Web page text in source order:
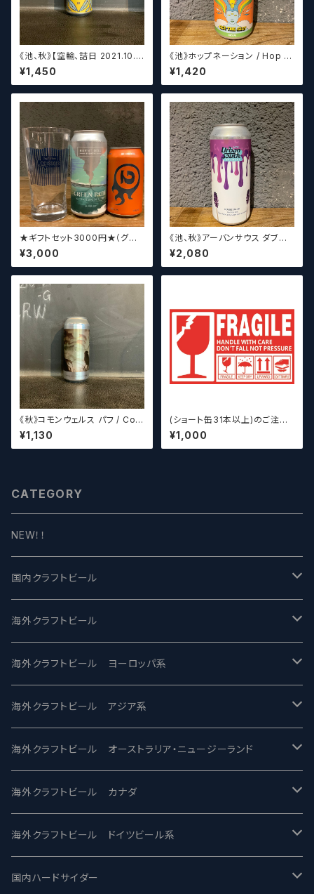
《池、秋》【空輸、詰日 2021.10.2
6】ディフィニティブ エルスウェア
/ Definitive Elsewhere
¥1,450
《池》ホップネーション / Hop N
ation Get The Gist
¥1,420
★ギフトセット3000円★（グラ
スセット）【クラフトビール】
¥3,000
《池、秋》アーバンサウス ダブル
スピルド ロックザボート / Urba
n South HTX Double Spille
d: Rock the Boat【クラフトビ
¥2,080
《秋》コモンウェルス パフ / Com
monwealth Puff 【クラフトビ
ールシザーズ】
¥1,130
(ショート缶31本以上)のご注文
の場合いこちらをご購入くださ
い。 【クラフトビール】
¥1,000
CATEGORY
NEW！！
国内クラフトビール
UCHU BREWING -うちゅうブルーイング
バテレ -VERTERE
2nd Story Ale Works -セカンドストーリー
ビアへるん - Beer Hearn
忽布古丹醸造 - HOP KOTAN
ワイマーケットブルーイング Y.Market Brewing
志賀高原ビール - SIGAKOGEN
海外クラフトビール
Modern Times モダンタイムズ
Maui マウイ
Toppling Goliath トップリンゴライアス
Fair State フェアステイト
Lagunitas ラグニタス
FirestoneWalker ファイアストーン
海外クラフトビール ヨーロッパ系
UnBarred -アンバード
SAIREN /サイレン
ワイルドチャイルド - Wilde Child
BrewDog Brewery - ブリュードッグ
The Flying Inn / ザ フライイング イン
海外クラフトビール アジア系
gweilo-鬼佬 グウァイロ
Heart Of Darkness - ハートオブダークネス
Carbon brews -カーボン
TAIHU - タイフー
海外クラフトビール オーストラリア・ニュージーランド
ROCKY RIDGE - ロッキーリッジ
BODRIGGY BREWING ボッドリッジー
CO-CONSPIRATORS コ・コンスピレーターズ
海外クラフトビール カナダ
Jackie O's ジャッキーオーズ
Westbrook ウェストブルック
海外クラフトビール ドイツビール系
Karmeliten カーメリテン
国内ハードサイダー